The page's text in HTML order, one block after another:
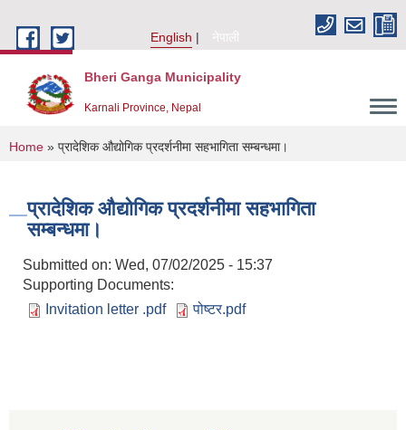
English
नेपाली
Bheri Ganga Municipality
Karnali Province, Nepal
You are here
Home » प्रादेशिक औद्योगिक प्रदर्शनीमा सहभागिता सम्बन्धमा।
प्रादेशिक औद्योगिक प्रदर्शनीमा सहभागिता
सम्बन्धमा।
Submitted on: Wed, 07/02/2025 - 15:37
Supporting Documents:
Invitation letter .pdf
पोष्टर.pdf